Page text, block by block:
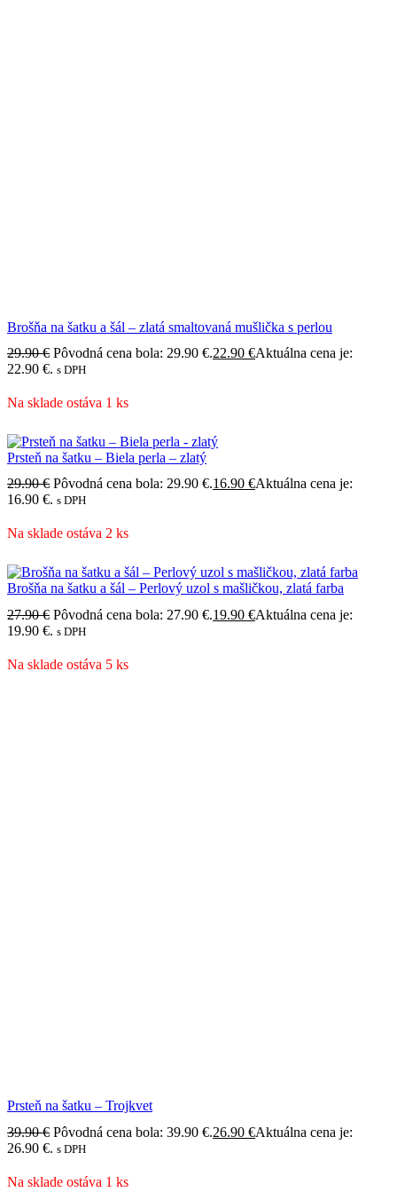
Brošňa na šatku a šál – zlatá smaltovaná mušlička s perlou
29.90€ Pôvodná cena bola: 29.90 €.22.90 €Aktuálna cena je:
22.90 €. s DPH
Na sklade ostáva 1 ks
Prsteň na šatku – Biela perla – zlatý
29.90€ Pôvodná cena bola: 29.90 €.16.90 €Aktuálna cena je:
16.90 €. s DPH
Na sklade ostáva 2 ks
Brošňa na šatku a šál – Perlový uzol s mašličkou, zlatá farba
27.90€ Pôvodná cena bola: 27.90 €.19.90 €Aktuálna cena je:
19.90 €. s DPH
Na sklade ostáva 5 ks
Prsteň na šatku – Trojkvet
39.90€ Pôvodná cena bola: 39.90 €.26.90 €Aktuálna cena je:
26.90 €. s DPH
Na sklade ostáva 1 ks